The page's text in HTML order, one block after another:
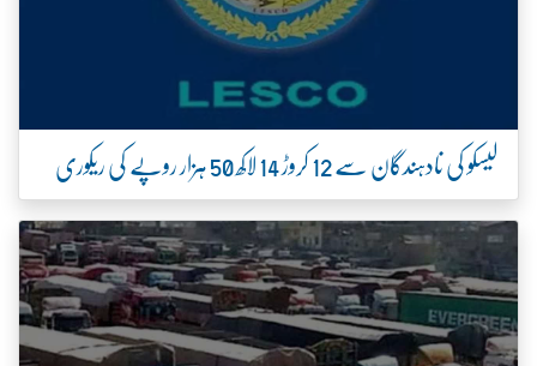
لیسکو کی نادہندگان سے 12 کروڑ 14 لاکھ 50 ہزار روپے کی ریکوری